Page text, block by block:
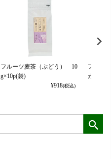
フルーツ麦茶（ぶどう） 10
g×10p(袋)
¥918(税込)
フルー
カット